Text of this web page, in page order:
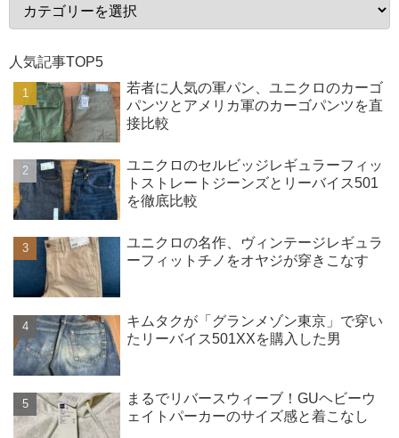
人気記事TOP5
若者に人気の軍パン、ユニクロのカーゴ
パンツとアメリカ軍のカーゴパンツを直
接比較
ユニクロのセルビッジレギュラーフィッ
トストレートジーンズとリーバイス501
を徹底比較
ユニクロの名作、ヴィンテージレギュラ
ーフィットチノをオヤジが穿きこなす
キムタクが「グランメゾン東京」で穿い
たリーバイス501XXを購入した男
まるでリバースウィーブ！GUヘビーウ
ェイトパーカーのサイズ感と着こなし